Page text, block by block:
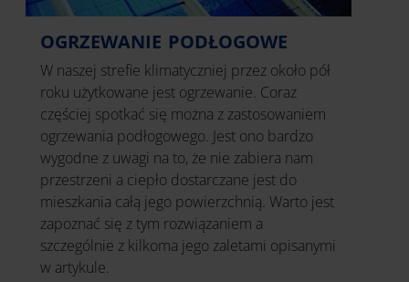
OGRZEWANIE PODŁOGOWE
W naszej strefie klimatyczniej przez około pół
roku użytkowane jest ogrzewanie. Coraz
częściej spotkać się można z zastosowaniem
ogrzewania podłogowego. Jest ono bardzo
wygodne z uwagi na to, że nie zabiera nam
przestrzeni a ciepło dostarczane jest do
mieszkania całą jego powierzchnią. Warto jest
zapoznać się z tym rozwiązaniem a
szczególnie z kilkoma jego zaletami opisanymi
w artykule.